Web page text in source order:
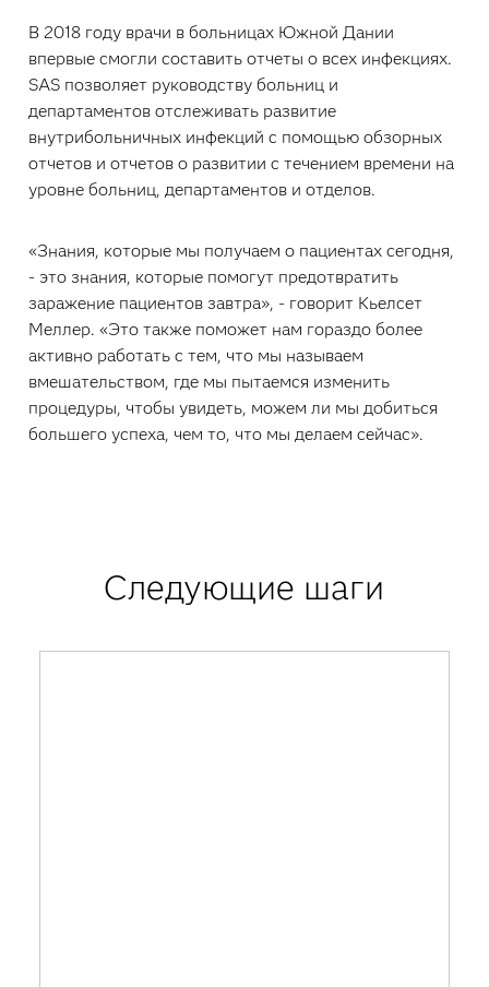
В 2018 году врачи в больницах Южной Дании
впервые смогли составить отчеты о всех инфекциях.
SAS позволяет руководству больниц и
департаментов отслеживать развитие
внутрибольничных инфекций с помощью обзорных
отчетов и отчетов о развитии с течением времени на
уровне больниц, департаментов и отделов.
«Знания, которые мы получаем о пациентах сегодня,
- это знания, которые помогут предотвратить
заражение пациентов завтра», - говорит Кьелсет
Меллер. «Это также поможет нам гораздо более
активно работать с тем, что мы называем
вмешательством, где мы пытаемся изменить
процедуры, чтобы увидеть, можем ли мы добиться
большего успеха, чем то, что мы делаем сейчас».
Следующие шаги